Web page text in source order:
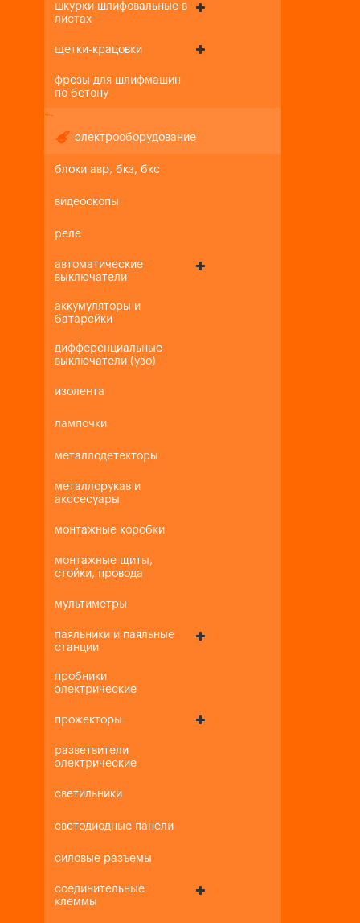
шкурки шлифовальные в
листах
щетки-крацовки
фрезы для шлифмашин
по бетону
+-
электрооборудование
блоки авр, бкз, бкс
видеоскопы
реле
автоматические
выключатели
аккумуляторы и
батарейки
дифференциальные
выключатели (узо)
изолента
лампочки
металлодетекторы
металлорукав и
акссесуары
монтажные коробки
монтажные щиты,
стойки, провода
мультиметры
паяльники и паяльные
станции
пробники
электрические
прожекторы
разветвители
электрические
светильники
светодиодные панели
силовые разъемы
соединительные
клеммы